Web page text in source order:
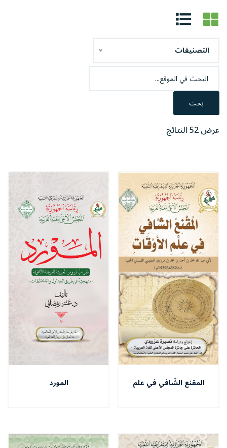
التصنيفات
بحث
عرض 52 النتائج
المقنع الشّافي في علم المورد